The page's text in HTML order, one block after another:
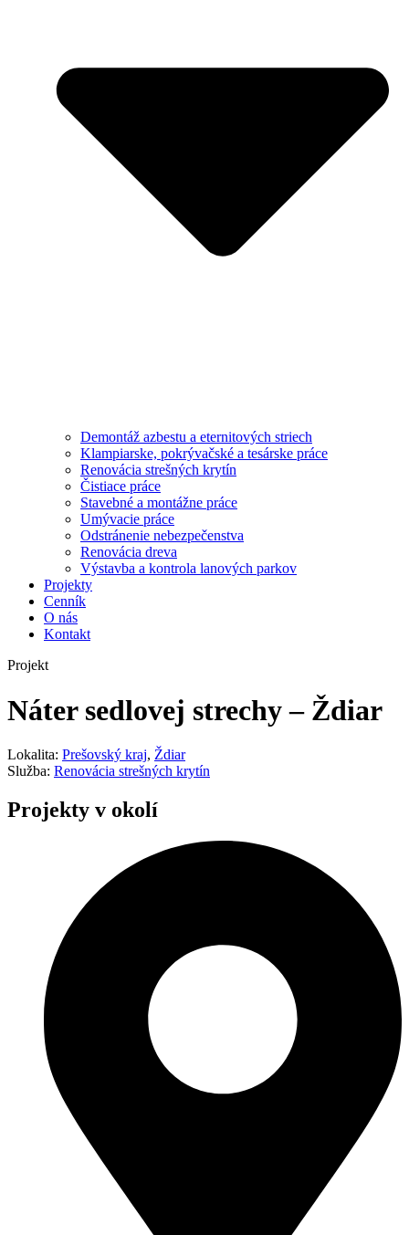
Demontáž azbestu a eternitových striech
Klampiarske, pokrývačské a tesárske práce
Renovácia strešných krytín
Čistiace práce
Stavebné a montážne práce
Umývacie práce
Odstránenie nebezpečenstva
Renovácia dreva
Výstavba a kontrola lanových parkov
Projekty
Cenník
O nás
Kontakt
Projekt
Náter sedlovej strechy – Ždiar
Lokalita: Prešovský kraj, Ždiar
Služba: Renovácia strešných krytín
Projekty v okolí